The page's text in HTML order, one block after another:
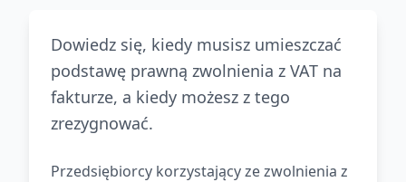
Dowiedz się, kiedy musisz umieszczać
podstawę prawną zwolnienia z VAT na
fakturze, a kiedy możesz z tego
zrezygnować.
Przedsiębiorcy korzystający ze zwolnienia z